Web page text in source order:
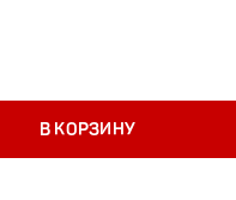
В КОРЗИНУ